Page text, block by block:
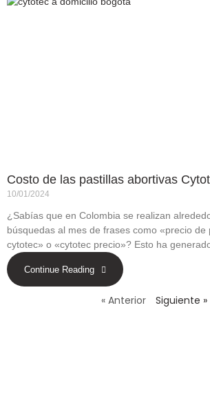
Costo de las pastillas abortivas
10/01/2024
¿Sabías que en Colombia se realizan
búsquedas al mes de frases como «precio de
cytotec» o «cytotec precio»? Esto ha
Continue Reading
« Anterior Siguiente »